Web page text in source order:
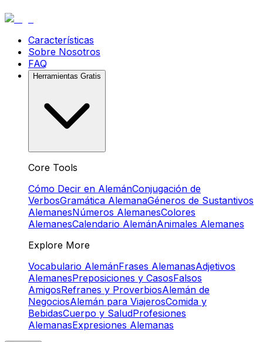
Características
Sobre Nosotros
FAQ
Herramientas Gratis
Core Tools
Cómo Decir en AlemánConjugación de
VerbosGramática AlemanaGéneros de Sustantivos
AlemanesNúmeros AlemanesColores
AlemanesCalendario AlemánAnimales Alemanes
Explore More
Vocabulario AlemánFrases AlemanasAdjetivos
AlemanesPreposiciones y CasosFalsos
AmigosRefranes y ProverbiosAlemán de
NegociosAlemán para ViajerosComida y
BebidasCuerpo y SaludProfesiones
AlemanasExpresiones Alemanas